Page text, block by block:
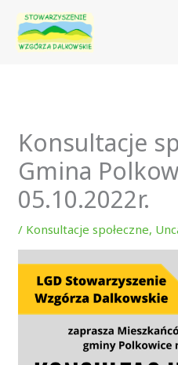
Przejdź
treści
Konsultacje
Gmina
05.10.2022r.
/ Konsultacje społeczne,